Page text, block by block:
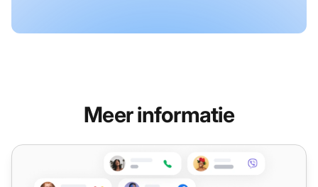
Meer informatie
Best practices voor klantenservice via social media